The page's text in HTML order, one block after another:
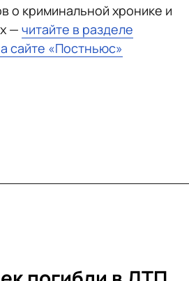
о криминальной хронике и
— читайте в разделе
сайте «Постньюс»